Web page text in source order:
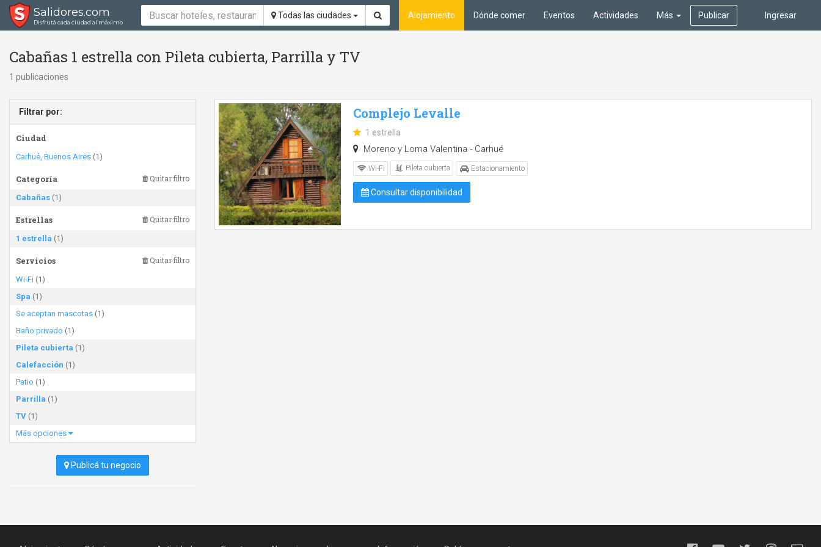
Salidores.com
Disfrutá cada ciudad al máximo
Todas las ciudades Ingresar
Alojamiento Dónde comer Eventos Actividades Más Publicar
Cabañas 1 estrella con Pileta cubierta, Parrilla y TV
1 publicaciones
Filtrar por:
Ciudad
Carhué, Buenos Aires (1)
Categoría Quitar filtro
Cabañas (1)
Estrellas Quitar filtro
1 estrella (1)
Servicios Quitar filtro
Wi-Fi (1)
Spa (1)
Se aceptan mascotas (1)
Baño privado (1)
Pileta cubierta (1)
Calefacción (1)
Patio (1)
Parrilla (1)
TV (1)
Más opciones
Publicá tu negocio
Complejo Levalle
1 estrella
Moreno y Loma Valentina - Carhué
Wi-Fi Pileta cubierta Estacionamiento
Consultar disponibilidad